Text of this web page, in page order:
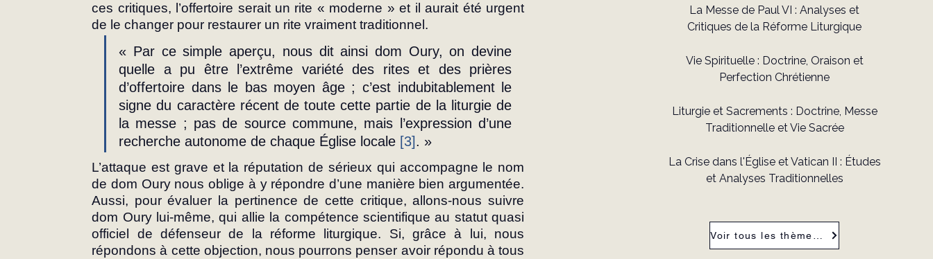
ces critiques, l’offertoire serait un rite « moderne » et il aurait été urgent
de le changer pour restaurer un rite vraiment traditionnel.
« Par ce simple aperçu, nous dit ainsi dom Oury, on devine
quelle a pu être l’extrême variété des rites et des prières
d’offertoire dans le bas moyen âge ; c’est indubitablement le
signe du caractère récent de toute cette partie de la liturgie de
la messe ; pas de source commune, mais l’expression d’une
recherche autonome de chaque Église locale [3]. »
L’attaque est grave et la réputation de sérieux qui accompagne le nom
de dom Oury nous oblige à y répondre d’une manière bien argumentée.
Aussi, pour évaluer la pertinence de cette critique, allons-nous suivre
dom Oury lui-même, qui allie la compétence scientifique au statut quasi
officiel de défenseur de la réforme liturgique. Si, grâce à lui, nous
répondons à cette objection, nous pourrons penser avoir répondu à tous
La Messe de Paul VI : Analyses et
Critiques de la Réforme Liturgique
Vie Spirituelle : Doctrine, Oraison et
Perfection Chrétienne
Liturgie et Sacrements : Doctrine, Messe
Traditionnelle et Vie Sacrée
La Crise dans l'Église et Vatican II : Études
et Analyses Traditionnelles